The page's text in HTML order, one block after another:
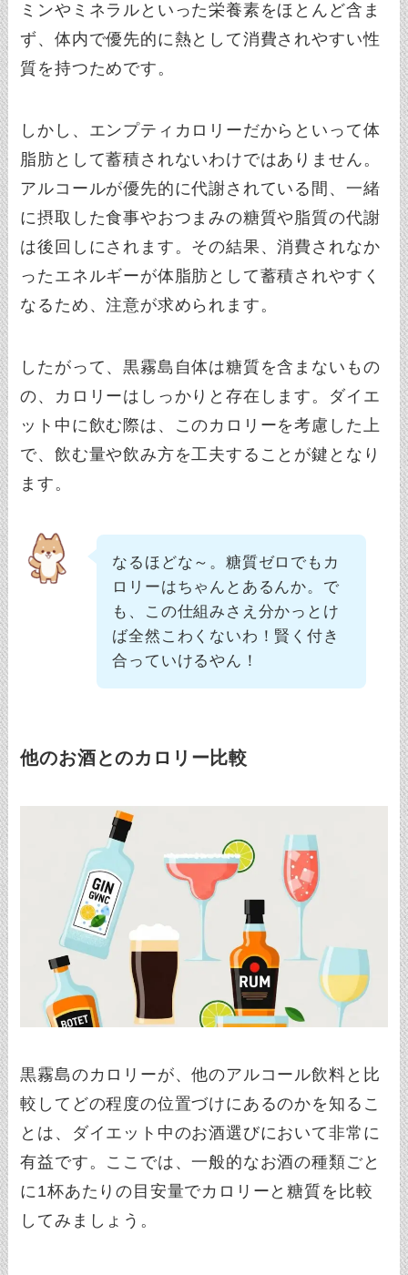
ミンやミネラルといった栄養素をほとんど含ま
ず、体内で優先的に熱として消費されやすい性
質を持つためです。
しかし、エンプティカロリーだからといって体
脂肪として蓄積されないわけではありません。
アルコールが優先的に代謝されている間、一緒
に摂取した食事やおつまみの糖質や脂質の代謝
は後回しにされます。その結果、消費されなか
ったエネルギーが体脂肪として蓄積されやすく
なるため、注意が求められます。
したがって、黒霧島自体は糖質を含まないもの
の、カロリーはしっかりと存在します。ダイエ
ット中に飲む際は、このカロリーを考慮した上
で、飲む量や飲み方を工夫することが鍵となり
ます。
なるほどな～。糖質ゼロでもカ
ロリーはちゃんとあるんか。で
も、この仕組みさえ分かっとけ
ば全然こわくないわ！賢く付き
合っていけるやん！
他のお酒とのカロリー比較
黒霧島のカロリーが、他のアルコール飲料と比
較してどの程度の位置づけにあるのかを知るこ
とは、ダイエット中のお酒選びにおいて非常に
有益です。ここでは、一般的なお酒の種類ごと
に1杯あたりの目安量でカロリーと糖質を比較
してみましょう。